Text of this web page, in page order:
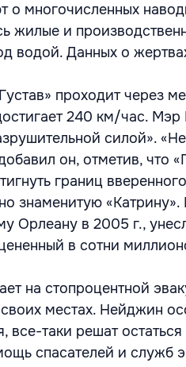
о многочисленных
жилые и
водой. Данных о
проходит через
240 км/час.
силой».
он, отметив, что
границ
знаменитую
Орлеану в 2005 г.,
в сотни
на стопроцентной
местах. Нейджин
все-таки решат
спасателей и служб